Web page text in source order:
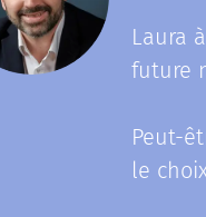
Laura à
future
Peut-être
le choix